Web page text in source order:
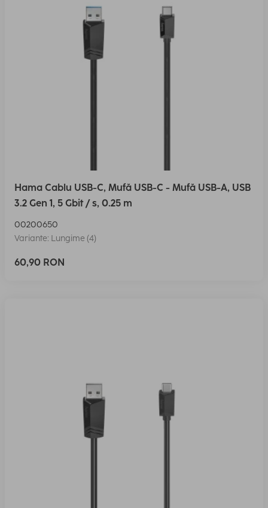
Hama Cablu USB-C, Mufă USB-C - Mufă USB-A, USB
3.2 Gen 1, 5 Gbit / s, 0.25 m
00200650
Variante: Lungime (4)
60,90 RON